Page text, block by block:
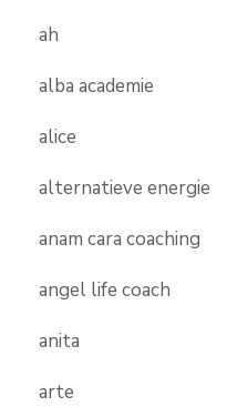
ah
alba academie
alice
alternatieve energie
anam cara coaching
angel life coach
anita
arte